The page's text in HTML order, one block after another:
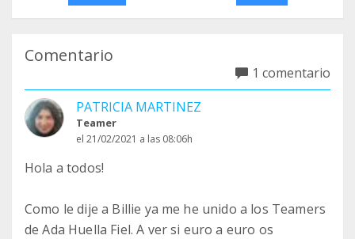
Comentario
1 comentario
PATRICIA MARTINEZ
Teamer
el 21/02/2021 a las 08:06h
Hola a todos!
Como le dije a Billie ya me he unido a los Teamers
de Ada Huella Fiel. A ver si euro a euro os